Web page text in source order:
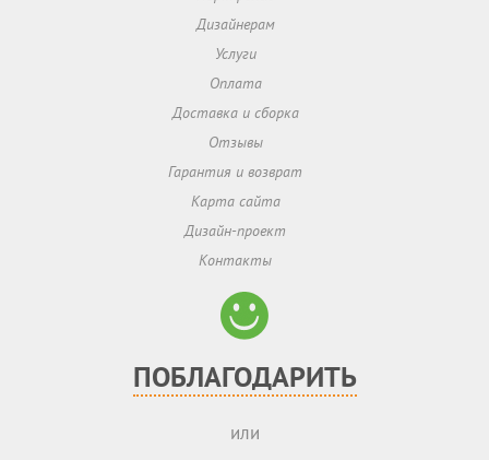
Дизайнерам
Услуги
Оплата
Доставка и сборка
Отзывы
Гарантия и возврат
Карта сайта
Дизайн-проект
Контакты
ПОБЛАГОДАРИТЬ
или